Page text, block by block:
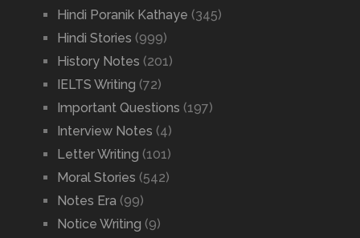
Hindi Poranik Kathaye (345)
Hindi Stories (999)
History Notes (201)
IELTS Writing (72)
Important Questions (197)
Interview Notes (4)
Letter Writing (101)
Moral Stories (542)
Notes Era (99)
Notice Writing (9)